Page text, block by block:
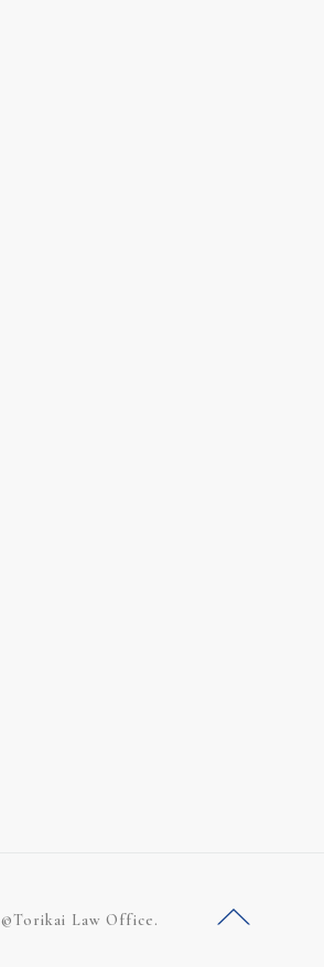
©Torikai Law Office.